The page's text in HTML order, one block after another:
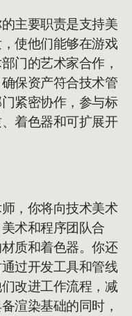
主要职责是支持美
使他们能够在游戏
门的艺术家合作，
保资产符合技术管
紧密协作，参与标
着色器和可扩展开
，你将向技术美术
术和程序团队合
质和着色器。你还
过开发工具和管线
改进工作流程，减
渲染基础的同时，